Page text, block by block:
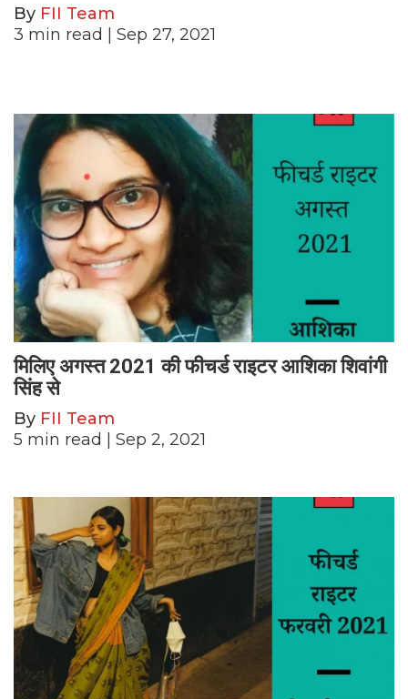
By FII Team
3 min read | Sep 27, 2021
मिलिए अगस्त 2021 की फीचर्ड राइटर आशिका शिवांगी
सिंह से
By FII Team
5 min read | Sep 2, 2021